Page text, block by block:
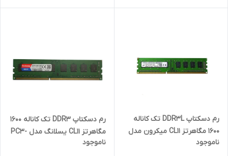
رم دسکتاپ DDR3L تک کاناله
1600 مگاهرتز CL11 میکرون مدل
PC3L ظرفیت 4 گیگابایت
ناموجود
رم دسکتاپ DDR3 تک کاناله 1600
مگاهرتز CL11 یسلانگ مدل PC3-
12800U ظرفیت 8 گیگابایت
ناموجود